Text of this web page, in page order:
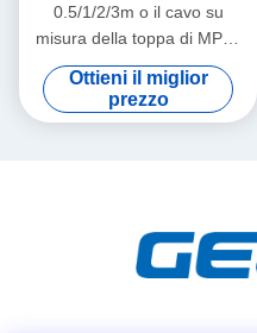
0.5/1/2/3m o il cavo su
misura della toppa di MPO,
MPO rattoppano i
collegamenti ad alta densità
del cavo OM3
Ottieni il miglior
prezzo